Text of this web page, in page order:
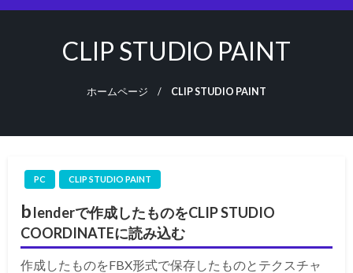
CLIP STUDIO PAINT
ホームページ CLIP STUDIO PAINT
PC CLIP STUDIO PAINT
blenderで作成したものをCLIP STUDIO
COORDINATEに読み込む
作成したものをFBX形式で保存したものとテクスチャ